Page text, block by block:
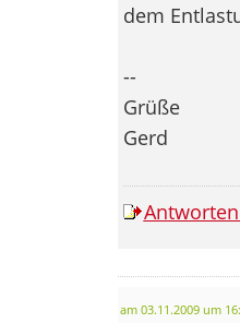
dem
--
Grüße
Gerd
Antworten
am 03.11.2009 um